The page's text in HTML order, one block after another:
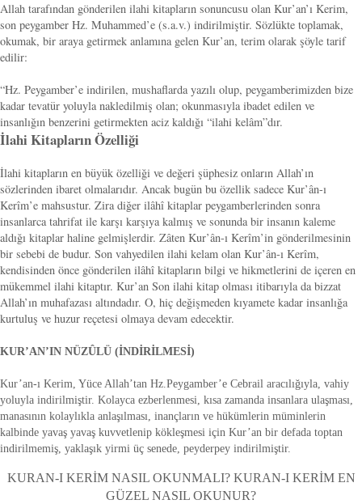
Allah tarafından gönderilen ilahi kitapların sonuncusu olan Kur’an’ı Kerim,
son peygamber Hz. Muhammed’e (s.a.v.) indirilmiştir. Sözlükte toplamak,
okumak, bir araya getirmek anlamına gelen Kur’an, terim olarak şöyle tarif
edilir:
“Hz. Peygamber’e indirilen, mushaflarda yazılı olup, peygamberimizden bize
kadar tevatür yoluyla nakledilmiş olan; okunmasıyla ibadet edilen ve
insanlığın benzerini getirmekten aciz kaldığı “ilahi kelâm”dır.
İlahi Kitapların Özelliği
İlahi kitapların en büyük özelliği ve değeri şüphesiz onların Allah’ın
sözlerinden ibaret olmalarıdır. Ancak bugün bu özellik sadece Kur’ân-ı
Kerîm’e mahsustur. Zira diğer ilâhî kitaplar peygamberlerinden sonra
insanlarca tahrifat ile karşı karşıya kalmış ve sonunda bir insanın kaleme
aldığı kitaplar haline gelmişlerdir. Zâten Kur’ân-ı Kerîm’in gönderilmesinin
bir sebebi de budur. Son vahyedilen ilahi kelam olan Kur’ân-ı Kerîm,
kendisinden önce gönderilen ilâhî kitapların bilgi ve hikmetlerini de içeren en
mükemmel ilahi kitaptır. Kur’an Son ilahi kitap olması itibarıyla da bizzat
Allah’ın muhafazası altındadır. O, hiç değişmeden kıyamete kadar insanlığa
kurtuluş ve huzur reçetesi olmaya devam edecektir.
KUR’AN’IN NÜZÛLÜ (İNDİRİLMESİ)
Kur’an-ı Kerim, Yüce Allah’tan Hz.Peygamber’e Cebrail aracılığıyla, vahiy
yoluyla indirilmiştir. Kolayca ezberlenmesi, kısa zamanda insanlara ulaşması,
manasının kolaylıkla anlaşılması, inançların ve hükümlerin müminlerin
kalbinde yavaş yavaş kuvvetlenip kökleşmesi için Kur’an bir defada toptan
indirilmemiş, yaklaşık yirmi üç senede, peyderpey indirilmiştir.
KURAN-I KERİM NASIL OKUNMALI? KURAN-I KERİM EN
GÜZEL NASIL OKUNUR?